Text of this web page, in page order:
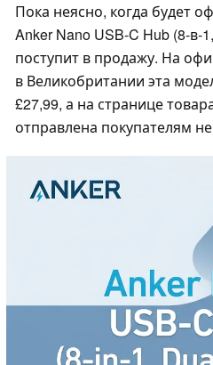
Пока неясно, когда будет
Anker Nano USB-C Hub (8-в-
поступит в продажу. На
в Великобритании эта
£27,99, а на странице
отправлена покупателям